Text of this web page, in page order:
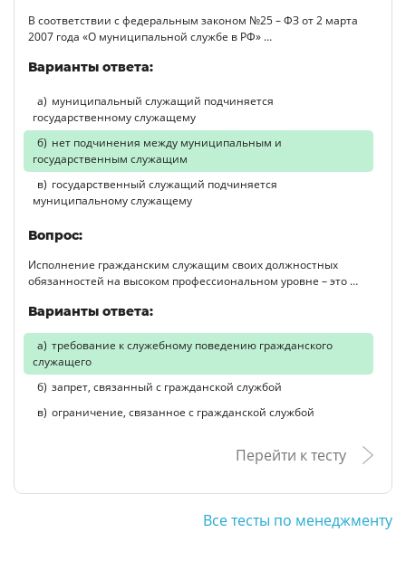
В соответствии с федеральным законом №25 – ФЗ от 2 марта
2007 года «О муниципальной службе в РФ» …
Варианты ответа:
муниципальный служащий подчиняется
государственному служащему
нет подчинения между муниципальным и
государственным служащим
государственный служащий подчиняется
муниципальному служащему
Вопрос:
Исполнение гражданским служащим своих должностных
обязанностей на высоком профессиональном уровне – это …
Варианты ответа:
требование к служебному поведению гражданского
служащего
запрет, связанный с гражданской службой
ограничение, связанное с гражданской службой
Перейти к тесту
Все тесты по менеджменту